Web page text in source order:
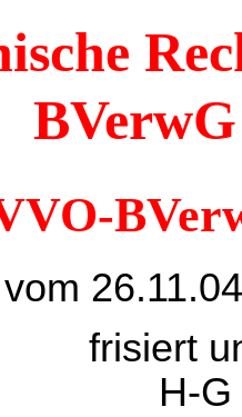
vom
frisiert
H-